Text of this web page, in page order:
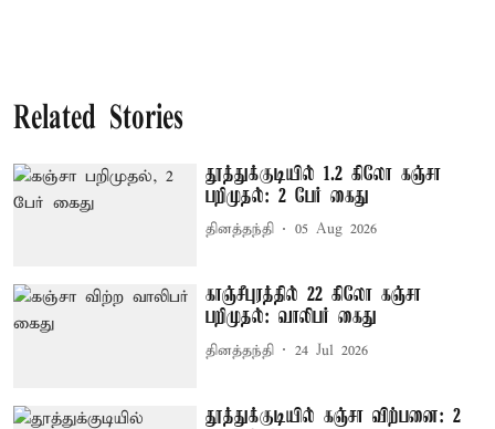
Related Stories
தூத்துக்குடியில் 1.2 கிலோ கஞ்சா
பறிமுதல்: 2 பேர் கைது
தினத்தந்தி 05 Aug 2026
காஞ்சீபுரத்தில் 22 கிலோ கஞ்சா
பறிமுதல்: வாலிபர் கைது
தினத்தந்தி 24 Jul 2026
தூத்துக்குடியில் கஞ்சா விற்பனை: 2